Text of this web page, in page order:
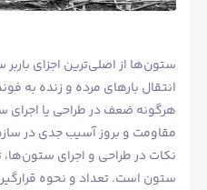
ستون‌ها از اصلی‌ترین اجزای
انتقال بارهای مرده و زنده به
هرگونه ضعف در طراحی یا
مقاومت و بروز آسیب جدی در
نکات در طراحی و اجرای
ستون است. تعداد و نحوه